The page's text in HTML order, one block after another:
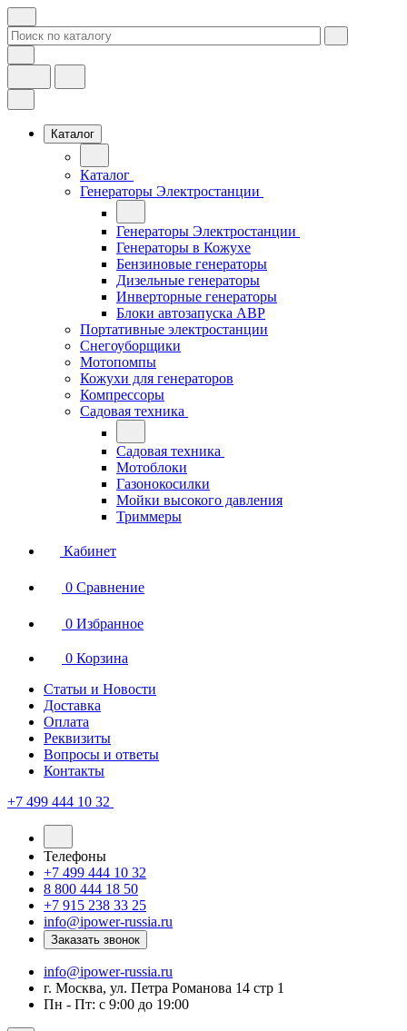
Каталог
Каталог
Генераторы Электростанции
Генераторы Электростанции
Генераторы в Кожухе
Бензиновые генераторы
Дизельные генераторы
Инверторные генераторы
Блоки автозапуска АВР
Портативные электростанции
Снегоуборщики
Мотопомпы
Кожухи для генераторов
Компрессоры
Садовая техника
Садовая техника
Мотоблоки
Газонокосилки
Мойки высокого давления
Триммеры
Кабинет
0 Сравнение
0 Избранное
0 Корзина
Статьи и Новости
Доставка
Оплата
Реквизиты
Вопросы и ответы
Контакты
+7 499 444 10 32
Телефоны
+7 499 444 10 32
8 800 444 18 50
+7 915 238 33 25
info@ipower-russia.ru
Заказать звонок
info@ipower-russia.ru
г. Москва, ул. Петра Романова 14 стр 1
Пн - Пт: с 9:00 до 19:00